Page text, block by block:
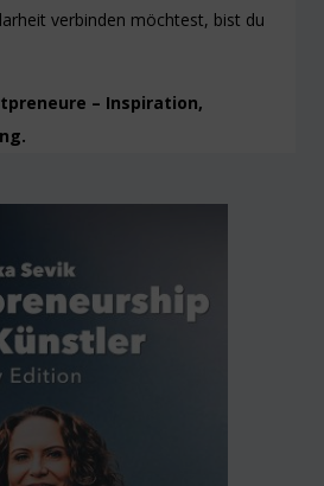
verbinden möchtest, bist du
– Inspiration,